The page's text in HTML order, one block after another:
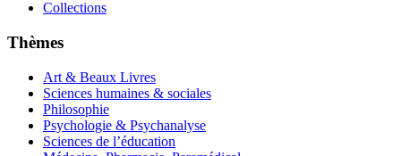
Collections
Thèmes
Art & Beaux Livres
Sciences humaines & sociales
Philosophie
Psychologie & Psychanalyse
Sciences de l’éducation